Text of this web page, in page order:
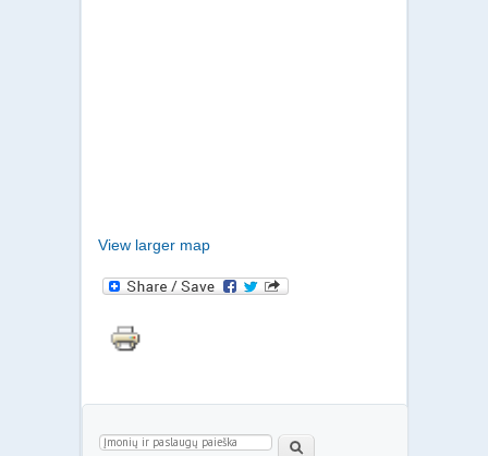
View larger map
Paieškos forma Paieška